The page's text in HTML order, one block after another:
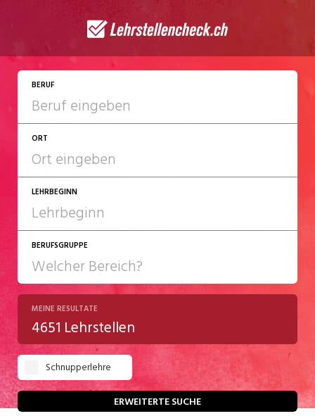
BERUF
ORT
LEHRBEGINN
2027
2028
BERUFSGRUPPE
Chemie/Pharma
Gastgewerbe
Gesundheit/Pflege/Soziales
Handwerk/Technik
MEINE RESULTATE
4651 Lehrstellen
Schnupperlehre
ERWEITERTE SUCHE